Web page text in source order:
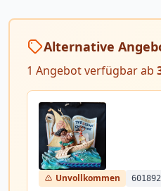
Alternative
1 Angebot verfügbar ab
Unvollkommen